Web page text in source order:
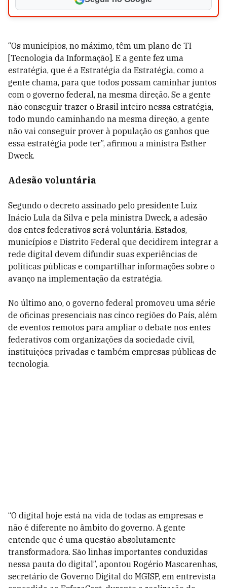
“Os municípios, no máximo, têm um plano de TI
[Tecnologia da Informação]. E a gente fez uma
estratégia, que é a Estratégia da Estratégia, como a
gente chama, para que todos possam caminhar juntos
com o governo federal, na mesma direção. Se a gente
não conseguir trazer o Brasil inteiro nessa estratégia,
todo mundo caminhando na mesma direção, a gente
não vai conseguir prover à população os ganhos que
essa estratégia pode ter”, afirmou a ministra Esther
Dweck.
Adesão voluntária
Segundo o decreto assinado pelo presidente Luiz
Inácio Lula da Silva e pela ministra Dweck, a adesão
dos entes federativos será voluntária. Estados,
municípios e Distrito Federal que decidirem integrar a
rede digital devem difundir suas experiências de
políticas públicas e compartilhar informações sobre o
avanço na implementação da estratégia.
No último ano, o governo federal promoveu uma série
de oficinas presenciais nas cinco regiões do País, além
de eventos remotos para ampliar o debate nos entes
federativos com organizações da sociedade civil,
instituições privadas e também empresas públicas de
tecnologia.
“O digital hoje está na vida de todas as empresas e
não é diferente no âmbito do governo. A gente
entende que é uma questão absolutamente
transformadora. São linhas importantes conduzidas
nessa pauta do digital”, apontou Rogério Mascarenhas,
secretário de Governo Digital do MGISP, em entrevista